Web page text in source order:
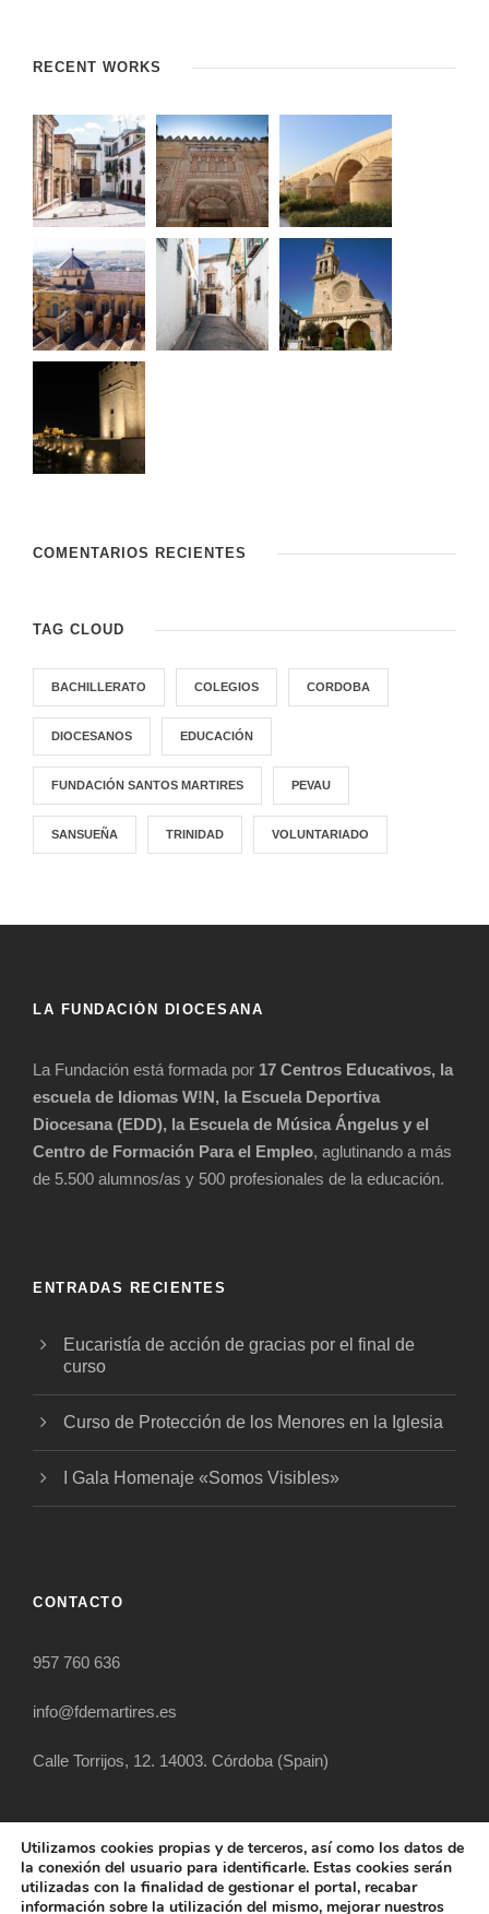
RECENT WORKS
COMENTARIOS RECIENTES
TAG CLOUD
BACHILLERATO COLEGIOS CORDOBA
DIOCESANOS EDUCACIÓN
FUNDACIÓN SANTOS MARTIRES PEVAU
SANSUEÑA TRINIDAD VOLUNTARIADO
LA FUNDACIÓN DIOCESANA
La Fundación está formada por 17 Centros Educativos, la
escuela de Idiomas W!N, la Escuela Deportiva
Diocesana (EDD), la Escuela de Música Ángelus y el
Centro de Formación Para el Empleo, aglutinando a más
de 5.500 alumnos/as y 500 profesionales de la educación.
ENTRADAS RECIENTES
Eucaristía de acción de gracias por el final de
curso
Curso de Protección de los Menores en la Iglesia
I Gala Homenaje «Somos Visibles»
CONTACTO
957 760 636
info@fdemartires.es
Calle Torrijos, 12. 14003. Córdoba (Spain)
Utilizamos cookies propias y de terceros, así como los datos de
la conexión del usuario para identificarle. Estas cookies serán
utilizadas con la finalidad de gestionar el portal, recabar
información sobre la utilización del mismo, mejorar nuestros